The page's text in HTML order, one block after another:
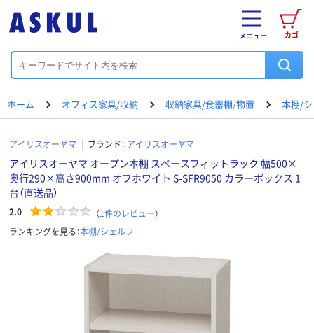
カゴ
メニュー
ホーム オフィス家具/収納 収納家具/食器棚/物置 本棚/
アイリスオーヤマ ブランド： アイリスオーヤマ
アイリスオーヤマ オープン本棚 スペースフィットラック 幅500×
奥行290×高さ900mm オフホワイト S-SFR9050 カラーボックス 1
台（直送品）
2.0 （1件のレビュー）
ランキングを見る：本棚/シェルフ